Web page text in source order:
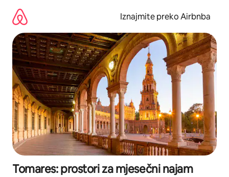
sadržaj
Iznajmite preko Airbnba
Tomares: prostori za mjesečni najam